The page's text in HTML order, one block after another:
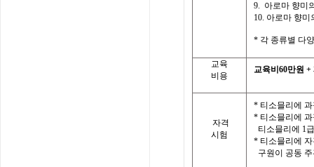
9. 아로마 향미
10. 아로마 향미
* 각 종류별 다
교육
비용
교육비60만원 +
자격
시험
* 티소믈리에
* 티소믈리에
티소믈리에 1
* 티소믈리에
구원이 공동